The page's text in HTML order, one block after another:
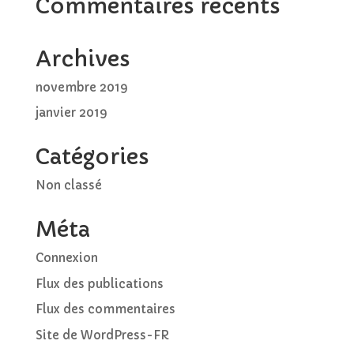
Commentaires récents
Archives
novembre 2019
janvier 2019
Catégories
Non classé
Méta
Connexion
Flux des publications
Flux des commentaires
Site de WordPress-FR